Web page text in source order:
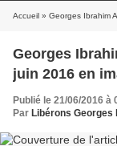
Accueil » Georges Ibrahim
Georges
juin 2016 en
Publié le 21/06/2016 à
Par Libérons Georges